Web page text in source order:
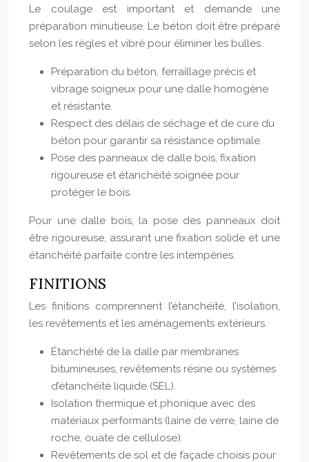
Le coulage est important et demande une
préparation minutieuse. Le béton doit être préparé
selon les règles et vibré pour éliminer les bulles.
Préparation du béton, ferraillage précis et
vibrage soigneux pour une dalle homogène
et résistante.
Respect des délais de séchage et de cure du
béton pour garantir sa résistance optimale.
Pose des panneaux de dalle bois, fixation
rigoureuse et étanchéité soignée pour
protéger le bois.
Pour une dalle bois, la pose des panneaux doit
être rigoureuse, assurant une fixation solide et une
étanchéité parfaite contre les intempéries.
FINITIONS
Les finitions comprennent l’étanchéité, l’isolation,
les revêtements et les aménagements extérieurs.
Étanchéité de la dalle par membranes
bitumineuses, revêtements résine ou systèmes
d’étanchéité liquide (SEL).
Isolation thermique et phonique avec des
matériaux performants (laine de verre, laine de
roche, ouate de cellulose).
Revêtements de sol et de façade choisis pour